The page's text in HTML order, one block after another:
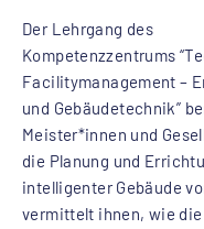
Der Lehrgang des
Kompetenzzentrums
Facilitymanagement –
und Gebäudetechnik”
Meister*innen und
die Planung und
intelligenter Gebäude
vermittelt ihnen, wie